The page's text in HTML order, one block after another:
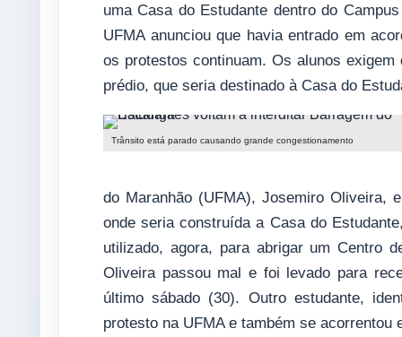
uma Casa do Estudante dentro do
UFMA anunciou que havia entrado em
os protestos continuam. Os alunos
prédio, que seria destinado à Casa do
Trânsito está parado causando grande congestionamento
do Maranhão (UFMA), Josemiro Oliveira,
onde seria construída a Casa do
utilizado, agora, para abrigar um Centro
Oliveira passou mal e foi levado para
último sábado (30). Outro estudante,
protesto na UFMA e também se acorrentou